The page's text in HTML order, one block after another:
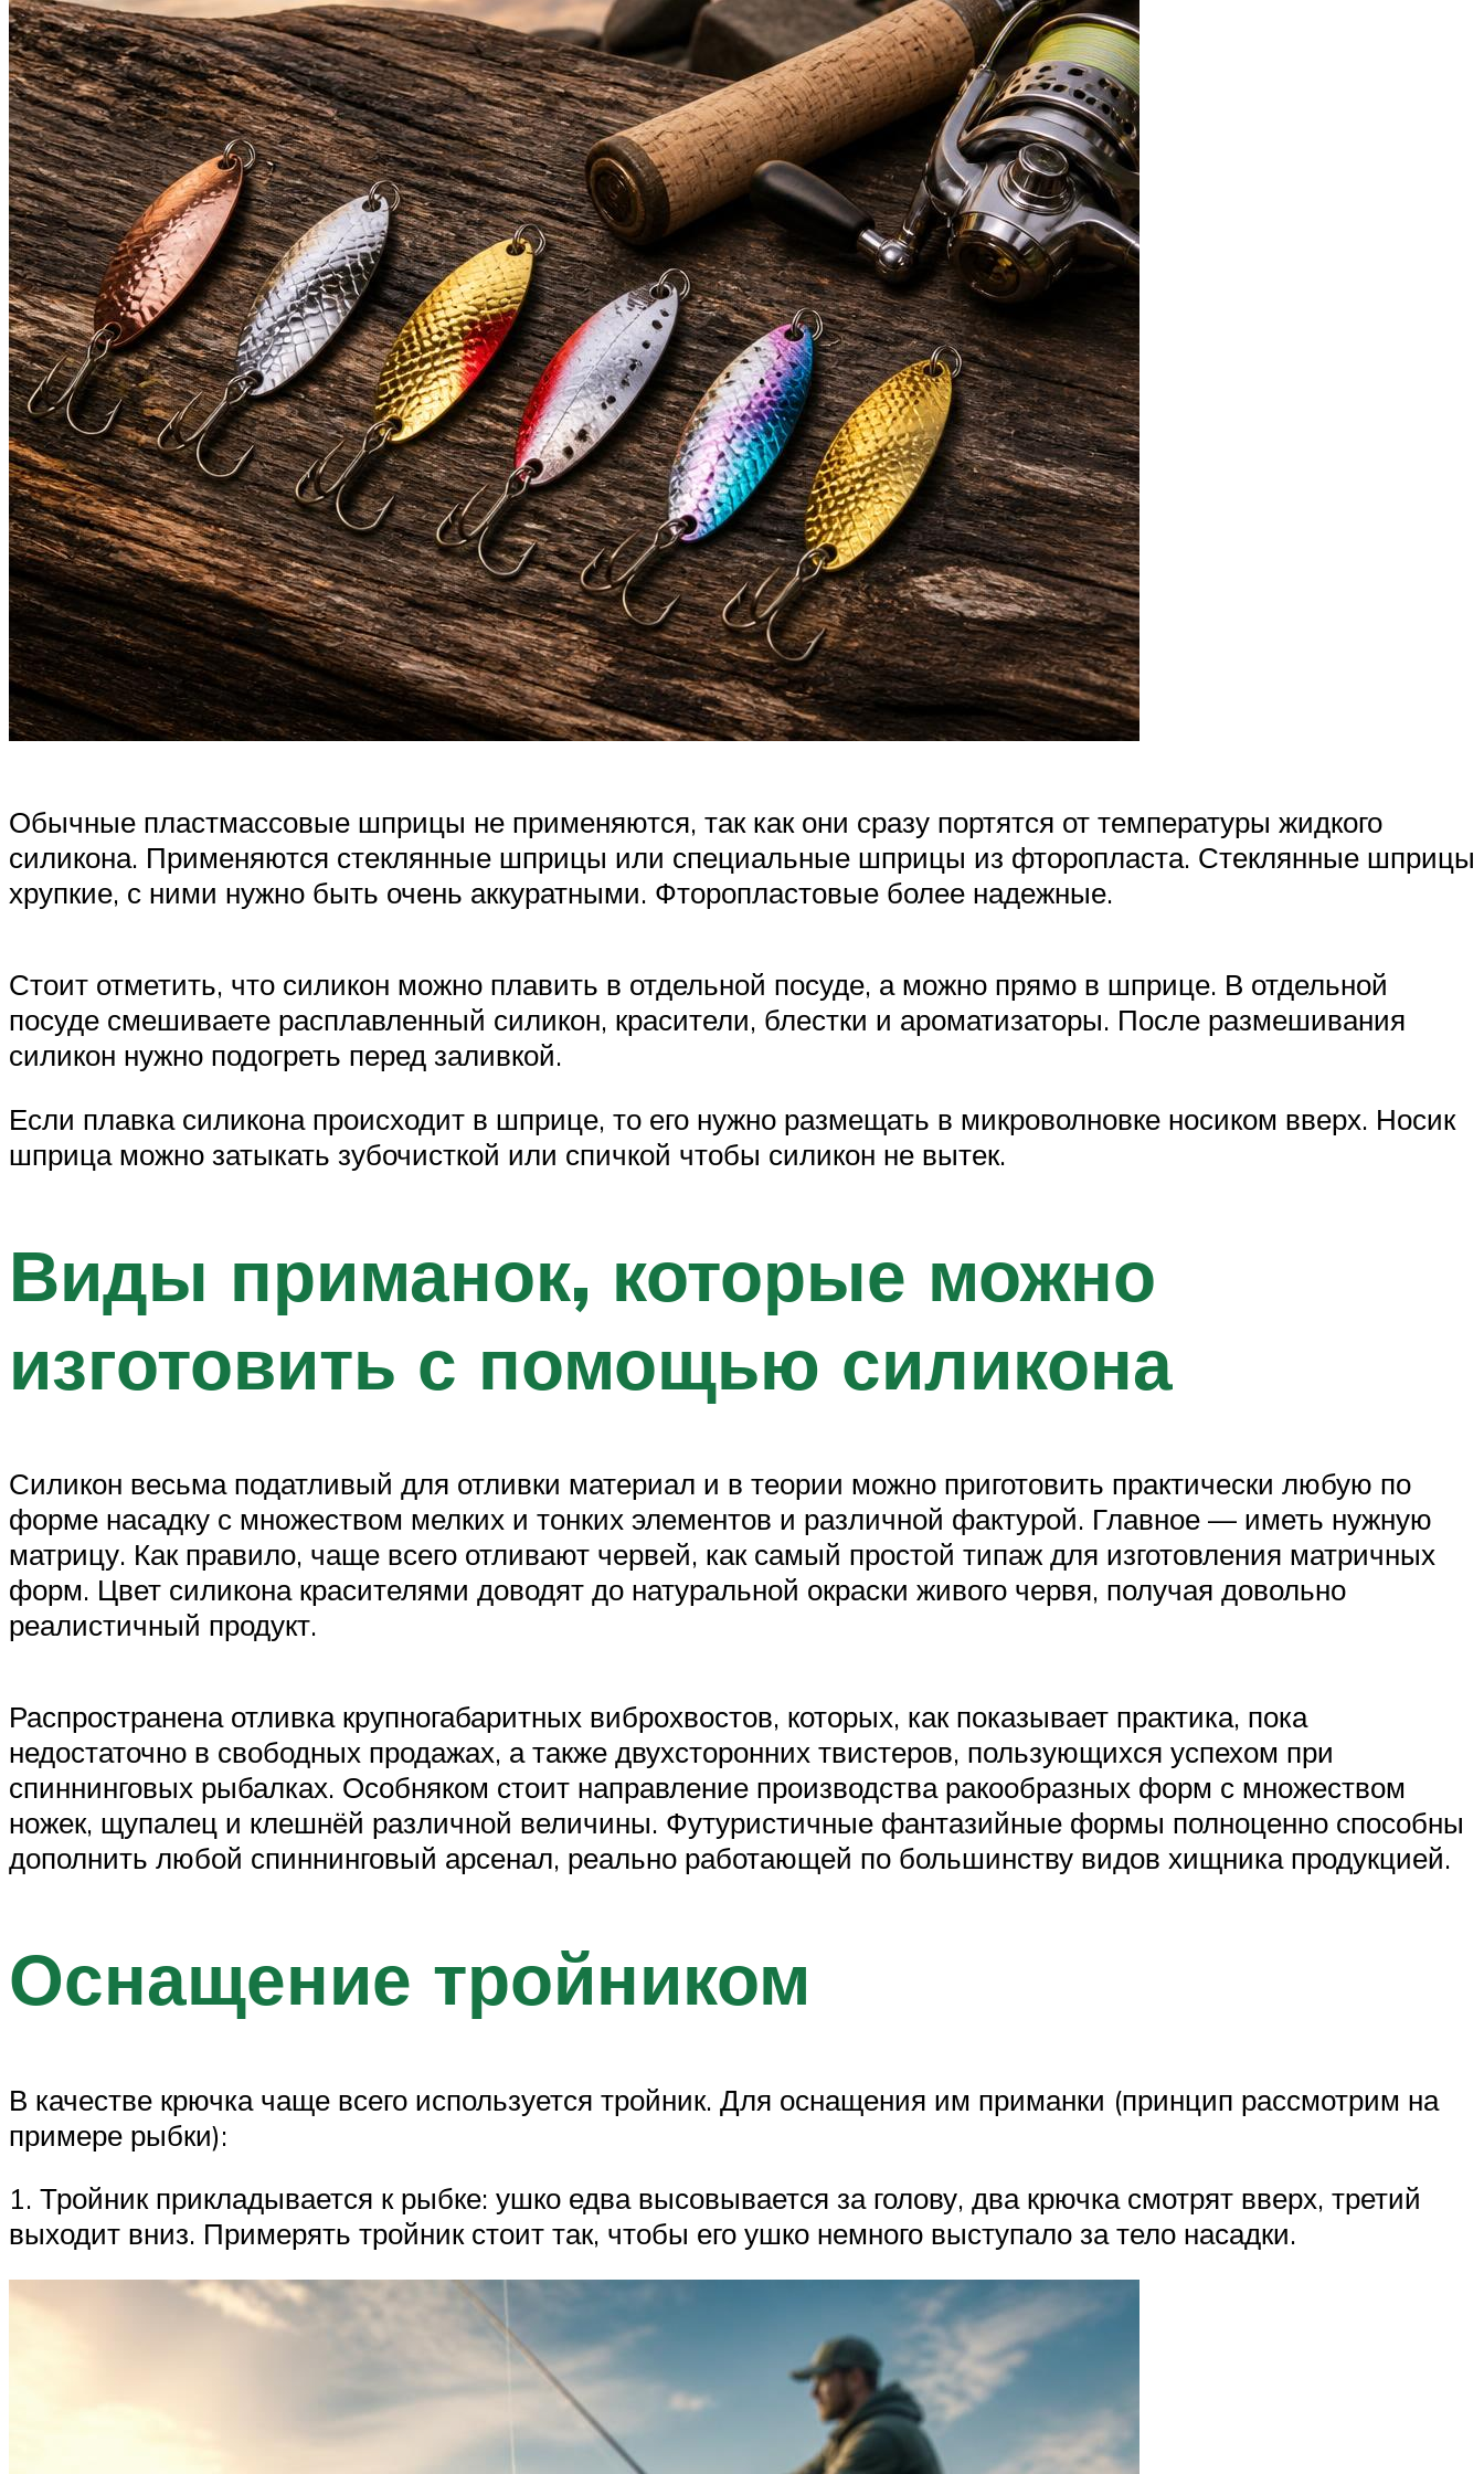
Обычные пластмассовые шприцы не применяются, так как они сразу портятся от температуры жидкого
силикона. Применяются стеклянные шприцы или специальные шприцы из фторопласта. Стеклянные шприцы
хрупкие, с ними нужно быть очень аккуратными. Фторопластовые более надежные.
Стоит отметить, что силикон можно плавить в отдельной посуде, а можно прямо в шприце. В отдельной
посуде смешиваете расплавленный силикон, красители, блестки и ароматизаторы. После размешивания
силикон нужно подогреть перед заливкой.
Если плавка силикона происходит в шприце, то его нужно размещать в микроволновке носиком вверх. Носик
шприца можно затыкать зубочисткой или спичкой чтобы силикон не вытек.
Виды приманок, которые можно
изготовить с помощью силикона
Силикон весьма податливый для отливки материал и в теории можно приготовить практически любую по
форме насадку с множеством мелких и тонких элементов и различной фактурой. Главное — иметь нужную
матрицу. Как правило, чаще всего отливают червей, как самый простой типаж для изготовления матричных
форм. Цвет силикона красителями доводят до натуральной окраски живого червя, получая довольно
реалистичный продукт.
Распространена отливка крупногабаритных виброхвостов, которых, как показывает практика, пока
недостаточно в свободных продажах, а также двухсторонних твистеров, пользующихся успехом при
спиннинговых рыбалках. Особняком стоит направление производства ракообразных форм с множеством
ножек, щупалец и клешнёй различной величины. Футуристичные фантазийные формы полноценно способны
дополнить любой спиннинговый арсенал, реально работающей по большинству видов хищника продукцией.
Оснащение тройником
В качестве крючка чаще всего используется тройник. Для оснащения им приманки (принцип рассмотрим на
примере рыбки):
1. Тройник прикладывается к рыбке: ушко едва высовывается за голову, два крючка смотрят вверх, третий
выходит вниз. Примерять тройник стоит так, чтобы его ушко немного выступало за тело насадки.